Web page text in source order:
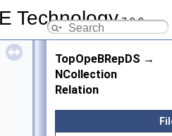
Technology7.9.0
TopOpeBRepDS →
NCollection
Relation